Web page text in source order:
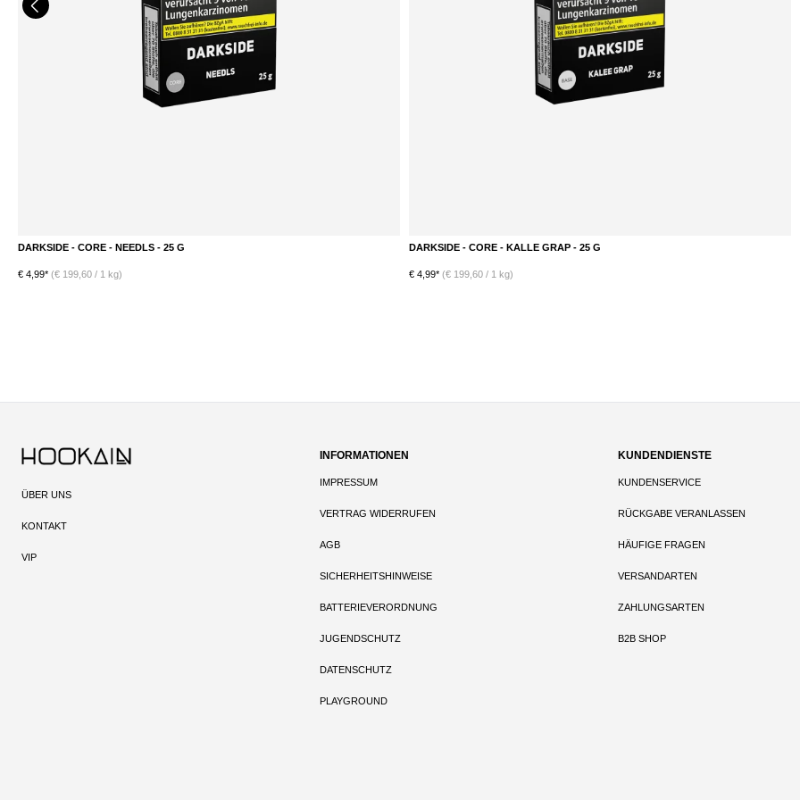
DARKSIDE - CORE - NEEDLS - 25 G
€ 4,99* (€ 199,60 / 1 kg)
DARKSIDE - CORE - KALLE GRAP - 25 G
€ 4,99* (€ 199,60 / 1 kg)
DETAILS
ÜBER UNS
KONTAKT
VIP
INFORMATIONEN
IMPRESSUM
VERTRAG WIDERRUFEN
AGB
SICHERHEITSHINWEISE
BATTERIEVERORDNUNG
JUGENDSCHUTZ
DATENSCHUTZ
PLAYGROUND
KUNDENDIENSTE
KUNDENSERVICE
RÜCKGABE VERANLASSEN
HÄUFIGE FRAGEN
VERSANDARTEN
ZAHLUNGSARTEN
B2B SHOP